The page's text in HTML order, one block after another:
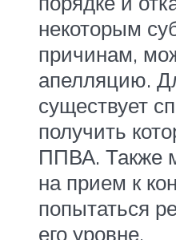
некоторым
причинам,
апелляцию.
существует
получить
ППВА. Также
на прием к
попытаться
его уровне.